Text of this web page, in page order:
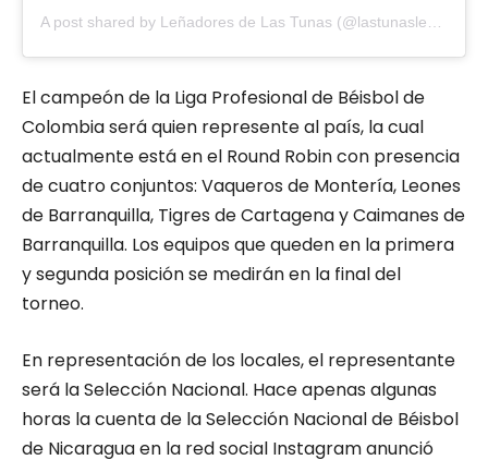
El campeón de la Liga Profesional de Béisbol de
Colombia será quien represente al país, la cual
actualmente está en el Round Robin con presencia
de cuatro conjuntos: Vaqueros de Montería, Leones
de Barranquilla, Tigres de Cartagena y Caimanes de
Barranquilla. Los equipos que queden en la primera
y segunda posición se medirán en la final del
torneo.
En representación de los locales, el representante
será la Selección Nacional. Hace apenas algunas
horas la cuenta de la Selección Nacional de Béisbol
de Nicaragua en la red social Instagram anunció